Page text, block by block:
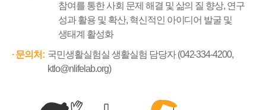
참여를 통한 사회 문제 해결 및 삶의 질 향상, 연구
성과 활용 및 확산, 혁신적인 아이디어 발굴 및
생태계 활성화
문의처: 국민생활실험실 생활실험 담당자 (042-334-4200,
ktlo@nlifelab.org)